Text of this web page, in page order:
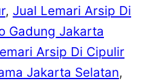
, Jual Lemari Arsip Di
Gadung Jakarta
Arsip Di Cipulir
Jakarta Selatan